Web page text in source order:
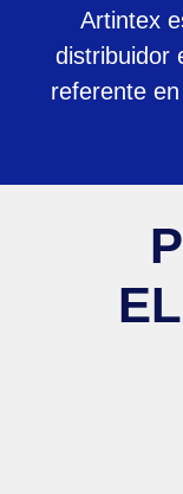
Artintex
distribuidor
referente